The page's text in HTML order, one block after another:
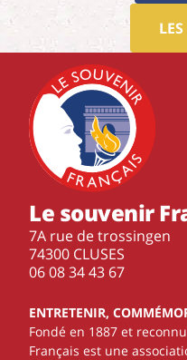
Le souvenir
7A rue de trossingen
74300 CLUSES
‭06 08 34 43 67‬
ENTRETENIR,
Fondé en 1887 et
Français est une